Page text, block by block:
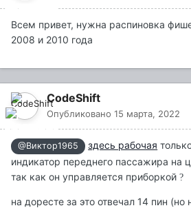
Всем привет, нужна распиновка
2008 и 2010 года
CodeShift
Опубликовано 15 марта, 2022
@Виктор1965 здесь рабочая
индикатор переднего пассажира на
так как он управляется приборкой ?
на доресте за это отвечал 14 пин (но